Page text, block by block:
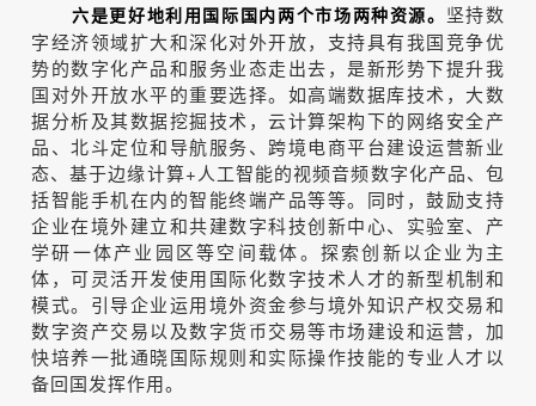
六是更好地利用国际国内两个市场两种资源。 坚持数
字经济领域扩大和深化对外开放，支持具有我国竞争优
势的数字化产品和服务业态走出去，是新形势下提升我
国对外开放水平的重要选择。如高端数据库技术，大数
据分析及其数据挖掘技术，云计算架构下的网络安全产
品、北斗定位和导航服务、跨境电商平台建设运营新业
态、基于边缘计算+人工智能的视频音频数字化产品、包
括智能手机在内的智能终端产品等等。同时，鼓励支持
企业在境外建立和共建数字科技创新中心、实验室、产
学研一体产业园区等空间载体。探索创新以企业为主
体，可灵活开发使用国际化数字技术人才的新型机制和
模式。引导企业运用境外资金参与境外知识产权交易和
数字资产交易以及数字货币交易等市场建设和运营，加
快培养一批通晓国际规则和实际操作技能的专业人才以
备回国发挥作用。